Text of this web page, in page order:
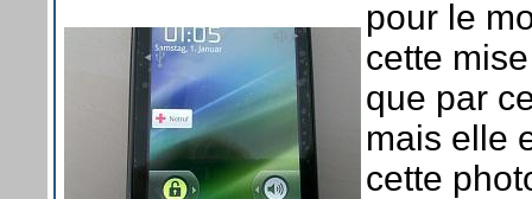
pour le
cette
que par
mais elle
cette